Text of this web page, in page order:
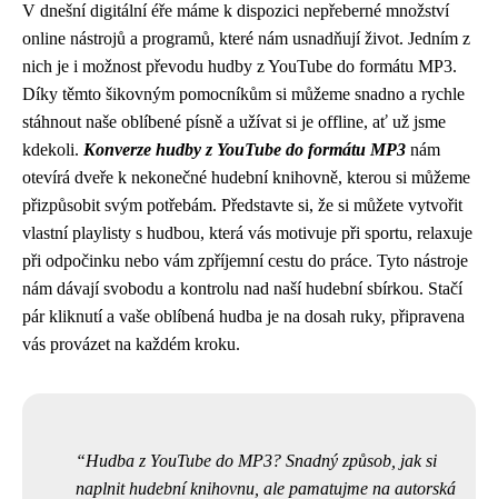
V dnešní digitální éře máme k dispozici nepřeberné množství
online nástrojů a programů, které nám usnadňují život. Jedním z
nich je i možnost převodu hudby z YouTube do formátu MP3.
Díky těmto šikovným pomocníkům si můžeme snadno a rychle
stáhnout naše oblíbené písně a užívat si je offline, ať už jsme
kdekoli. Konverze hudby z YouTube do formátu MP3 nám
otevírá dveře k nekonečné hudební knihovně, kterou si můžeme
přizpůsobit svým potřebám. Představte si, že si můžete vytvořit
vlastní playlisty s hudbou, která vás motivuje při sportu, relaxuje
při odpočinku nebo vám zpříjemní cestu do práce. Tyto nástroje
nám dávají svobodu a kontrolu nad naší hudební sbírkou. Stačí
pár kliknutí a vaše oblíbená hudba je na dosah ruky, připravena
vás provázet na každém kroku.
Hudba z YouTube do MP3? Snadný způsob, jak si
naplnit hudební knihovnu, ale pamatujme na autorská